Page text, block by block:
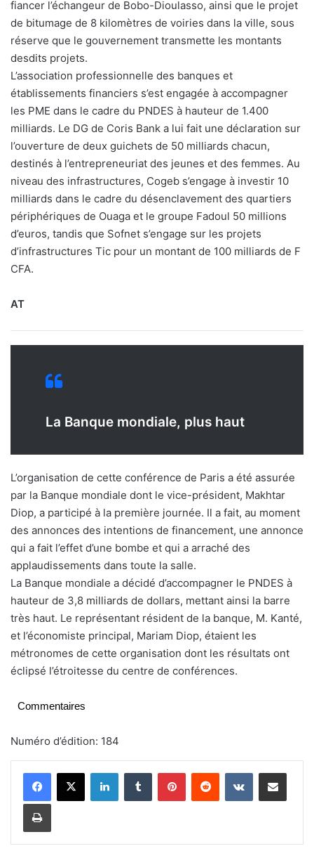
fiancer l’échangeur de Bobo-Dioulasso, ainsi que le projet
de bitumage de 8 kilomètres de voiries dans la ville, sous
réserve que le gouvernement transmette les montants
desdits projets.
L’association professionnelle des banques et
établissements financiers s’est engagée à accompagner
les PME dans le cadre du PNDES à hauteur de 1.400
milliards. Le DG de Coris Bank a lui fait une déclaration sur
l’ouverture de deux guichets de 50 milliards chacun,
destinés à l’entrepreneuriat des jeunes et des femmes. Au
niveau des infrastructures, Cogeb s’engage à investir 10
milliards dans le cadre du désenclavement des quartiers
périphériques de Ouaga et le groupe Fadoul 50 millions
d’euros, tandis que Sofnet s’engage sur les projets
d’infrastructures Tic pour un montant de 100 milliards de F
CFA.
AT
La Banque mondiale, plus haut
L’organisation de cette conférence de Paris a été assurée
par la Banque mondiale dont le vice-président, Makhtar
Diop, a participé à la première journée. Il a fait, au moment
des annonces des intentions de financement, une annonce
qui a fait l’effet d’une bombe et qui a arraché des
applaudissements dans toute la salle.
La Banque mondiale a décidé d’accompagner le PNDES à
hauteur de 3,8 milliards de dollars, mettant ainsi la barre
très haut. Le représentant résident de la banque, M. Kanté,
et l’économiste principal, Mariam Diop, étaient les
métronomes de cette organisation dont les résultats ont
éclipsé l’étroitesse du centre de conférences.
Commentaires
Numéro d’édition: 184